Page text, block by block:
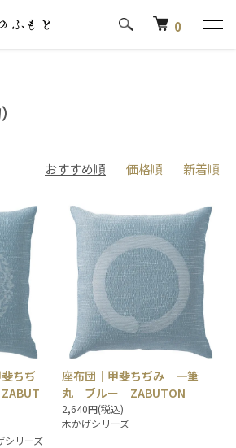
0
おすすめ順 価格順 新着順
ちぢ
リーズ
座布団｜甲斐ちぢみ 一筆
丸 ブルー｜ZABUTON
2,640円(税込)
木かげシリーズ